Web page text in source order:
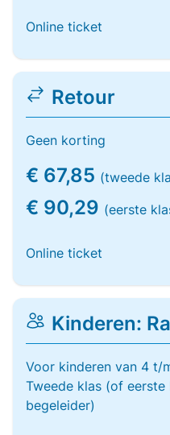
Online ticket
Retour
Geen korting
€ 67,85 (tweede
€ 90,29 (eerste
Online ticket
Kinderen:
Voor kinderen van 4 t/
Tweede klas (of
begeleider)